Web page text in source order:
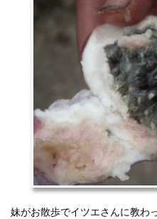
妹がお散歩でイツエさんに教わ